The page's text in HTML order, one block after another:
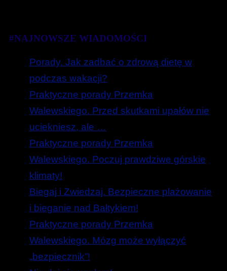
#NAJNOWSZE WIADOMOŚCI
Porady. Jak zadbać o zdrową dietę w
podczas wakacji?
Praktyczne porady Przemka
Walewskiego. Przed skutkami upałów nie
uciekniesz, ale …
Praktyczne porady Przemka
Walewskiego. Poczuj prawdziwe górskie
klimaty!
Biegaj i Zwiedzaj. Bezpieczne plażowanie
i bieganie nad Bałtykiem!
Praktyczne porady Przemka
Walewskiego. Mózg może wyłączyć
„bezpiecznik”!